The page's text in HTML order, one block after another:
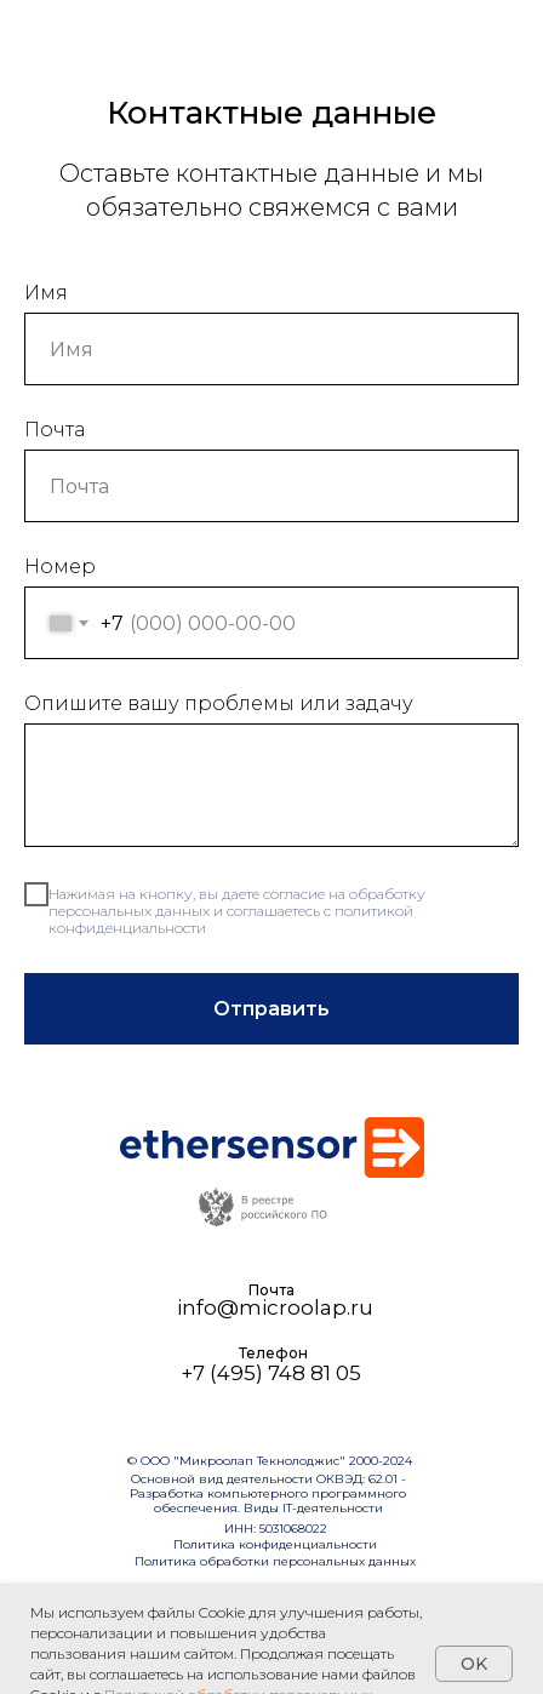
Контактные данные
Оставьте контактные данные и мы
обязательно свяжемся с вами
Имя
Почта
Номер
+7
Опишите вашу проблемы или задачу
Нажимая на кнопку, вы даете согласие на обработку
персональных данных и соглашаетесь c политикой
конфиденциальности
Отправить
Мы используем файлы Cookie для улучшения работы,
персонализации и повышения удобства
пользования нашим сайтом. Продолжая посещать
сайт, вы соглашаетесь на использование нами файлов
OK
ИНН: 5031068022
Политика конфиденциальности
Политика обработки персональных данных
Основной вид деятельности ОКВЭД: 62.01 -
Разработка компьютерного программного
обеспечения. Виды IT-деятельности
© ООО "Микроолап Текнолоджис" 2000-2024
Телефон
+7 (495) 748 81 05
Почта
info@microolap.ru